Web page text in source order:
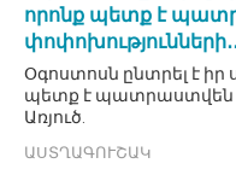
որոնք պետք է
Օգոստոսն ընտրել է իր
պետք է պատրաստվեն
Առյուծ.
ԱՍՏՂԱԳՈՒՇԱԿ